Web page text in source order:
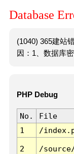
Database
(1040) 365建站
因：1、数据库
PHP Debug
No. File
1
/
2 /